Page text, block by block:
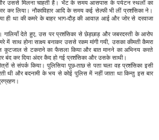
उससे मिलना चाहती है। भेंट के समय आसपास के पर्यटन स्थलों का
लिया। नौकाविहार आदि के समय कई सेल्फी भी लीं प्रशंसिका ने।
ही था की कमरे के बाहर भाग-दौड़ की आवाज़ आई और जोर से दरवाजा
गालियाँ देते हुए, उस पर प्रशंसिका से छेड़छाड़ और जबरदस्ती के आरोप
साथ होना साक्ष्य बनाकर उससे रकम मांगी गयी, उसका कीमती कैमरा
कूटजाल से टकराने का फैसला किया और बात मानने का अभिनय करते
बंद कर दिया अंदर कैद हो गई प्रशंसिका और उसके साथी।
से संपर्क किया। पुलिसिया पूछ-ताछ से पता चला वह प्रशंसिका इसी
थी और बदनामी के भय से कोई पुलिस में नहीं जाता था किन्तु इस बार